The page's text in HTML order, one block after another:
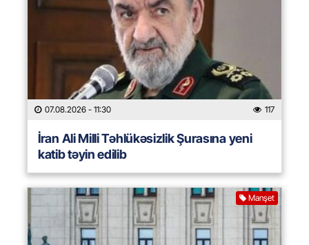
07.08.2026 - 11:30 117
İran Ali Milli Təhlükəsizlik Şurasına yeni
katib təyin edilib
Manşet